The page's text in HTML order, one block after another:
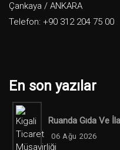
Çankaya / ANKARA
Telefon: +90 312 204 75 00
En son yazılar
Ruanda Gıda Ve
06 Ağu 2026